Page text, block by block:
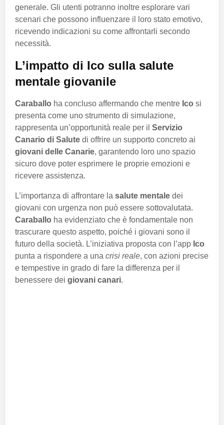
generale. Gli utenti potranno inoltre esplorare vari
scenari che possono influenzare il loro stato emotivo,
ricevendo indicazioni su come affrontarli secondo
necessità.
L’impatto di Ico sulla salute
mentale giovanile
Caraballo ha concluso affermando che mentre Ico si
presenta come uno strumento di simulazione,
rappresenta un’opportunità reale per il Servizio
Canario di Salute di offrire un supporto concreto ai
giovani delle Canarie, garantendo loro uno spazio
sicuro dove poter esprimere le proprie emozioni e
ricevere assistenza.
L’importanza di affrontare la salute mentale dei
giovani con urgenza non può essere sottovalutata.
Caraballo ha evidenziato che è fondamentale non
trascurare questo aspetto, poiché i giovani sono il
futuro della società. L’iniziativa proposta con l’app Ico
punta a rispondere a una crisi reale, con azioni precise
e tempestive in grado di fare la differenza per il
benessere dei giovani canari.